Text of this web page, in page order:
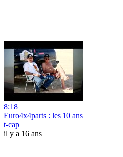
8:18
Euro4x4parts : les 10 ans
t-cap
il y a 16 ans